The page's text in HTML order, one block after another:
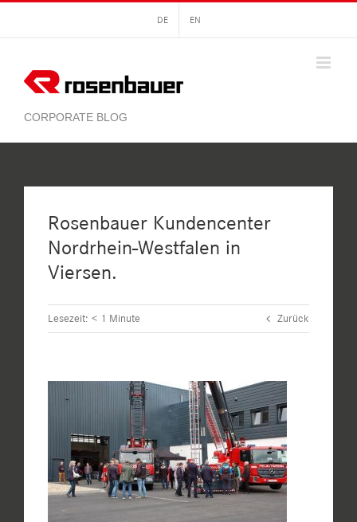
springen
DE EN
Rosenbauer Kundencenter
Nordrhein-Westfalen in
Viersen.
Lesezeit: < 1 Minute Zurück